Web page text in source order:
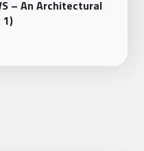
– An Architectural
1)